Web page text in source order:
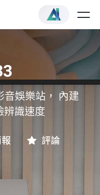
音娛樂站， 內建
辨識速度
評論